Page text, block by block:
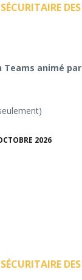
DES
Teams animé par
2026
DES